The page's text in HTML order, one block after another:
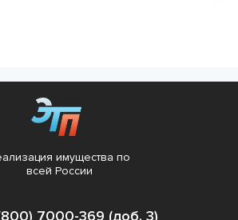
имущества по
всей России
7000-369 (доб. 3)